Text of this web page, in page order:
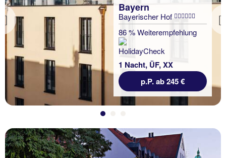
Previous
Bayern
Bayerischer Hof
86 % Weiterempfehlung
1 Nacht, ÜF, XX
p.P. ab 245 €